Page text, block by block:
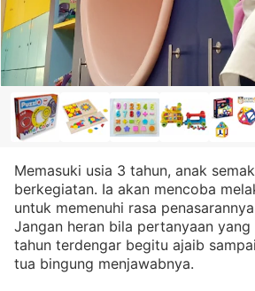
Memasuki usia 3 tahun, anak
berkegiatan. Ia akan mencoba
untuk memenuhi rasa
Jangan heran bila pertanyaan
tahun terdengar begitu ajaib
tua bingung menjawabnya.